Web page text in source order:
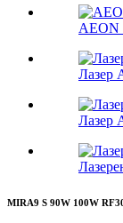
AEON
Лазер
Лазер
MIRA9 S 90W 100W